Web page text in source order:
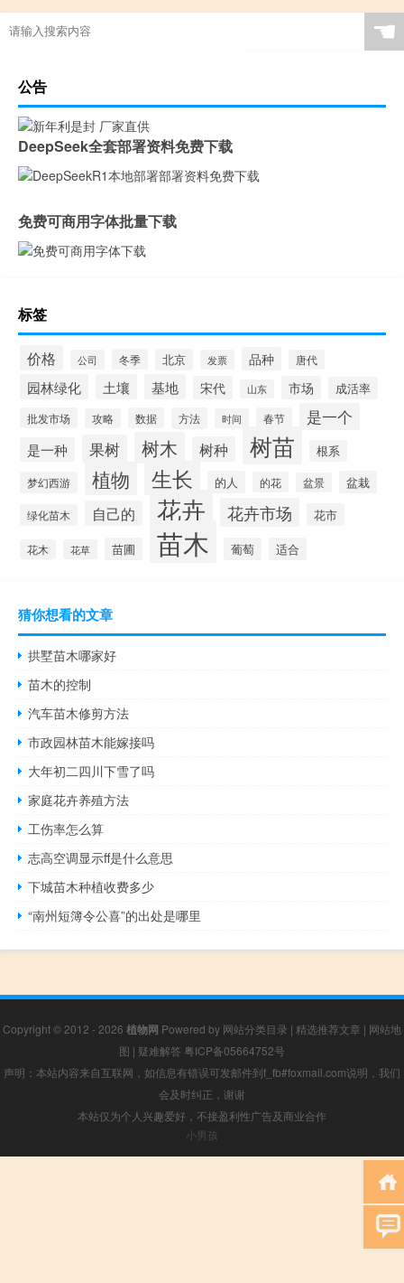
☚
公告
DeepSeek全套部署资料免费下载
免费可商用字体批量下载
标签
价格 公司 冬季 北京 发票 品种 唐代
园林绿化 土壤 基地 宋代 山东 市场 成活率
批发市场 攻略 数据 方法 时间 春节 是一个
是一种 果树 树木 树种 树苗
根系
梦幻西游
植物 生长 的人 的花 盆景 盆栽
绿化苗木 自己的 花卉 花卉市场 花市
花木 花草 苗圃 苗木 葡萄 适合
猜你想看的文章
拱墅苗木哪家好
苗木的控制
汽车苗木修剪方法
市政园林苗木能嫁接吗
大年初二四川下雪了吗
家庭花卉养殖方法
工伤率怎么算
志高空调显示ff是什么意思
下城苗木种植收费多少
“南州短簿令公喜”的出处是哪里
Copyright © 2012 - 2026 植物网 Powered by 网站分类目录 | 精选推荐文章 | 网站地
图 | 疑难解答 粤ICP备05664752号
声明：本站内容来自互联网，如信息有错误可发邮件到f_fb#foxmail.com说明，我们
会及时纠正，谢谢
本站仅为个人兴趣爱好，不接盈利性广告及商业合作
小男孩